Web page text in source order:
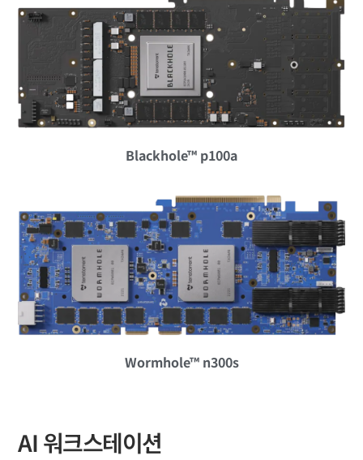
Blackhole™ p100a
Wormhole™ n300s
AI 워크스테이션